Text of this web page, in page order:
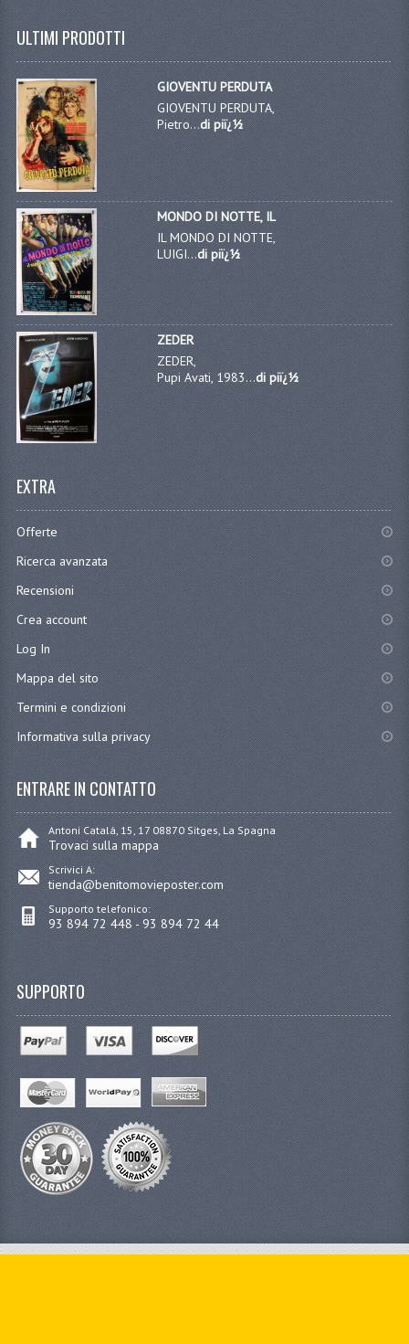
ULTIMI PRODOTTI
GIOVENTU PERDUTA
GIOVENTU PERDUTA,
Pietro...di piï¿½
MONDO DI NOTTE, IL
IL MONDO DI NOTTE,
LUIGI...di piï¿½
ZEDER
ZEDER,
Pupi Avati, 1983...di piï¿½
EXTRA
Offerte
Ricerca avanzata
Recensioni
Crea account
Log In
Mappa del sito
Termini e condizioni
Informativa sulla privacy
ENTRARE IN CONTATTO
Antoni Catalá, 15, 17 08870 Sitges, La Spagna
Trovaci sulla mappa
Scrivici A:
tienda@benitomovieposter.com
Supporto telefonico:
93 894 72 448 - 93 894 72 44
SUPPORTO